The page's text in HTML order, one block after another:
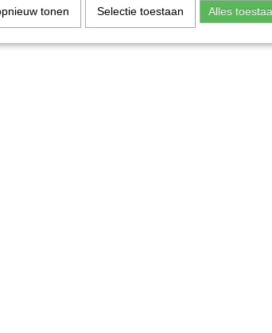
tonen Selectie toestaan Alles